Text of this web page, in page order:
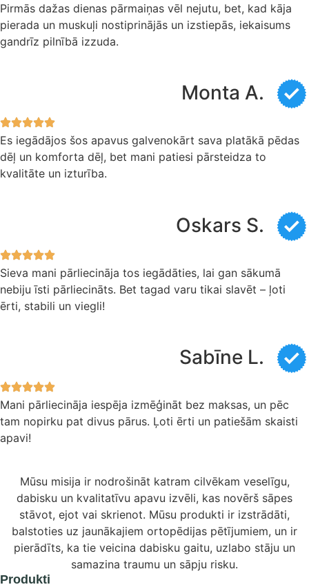
Pirmās dažas dienas pārmaiņas vēl nejutu, bet, kad kāja
pierada un muskuļi nostiprinājās un izstiepās, iekaisums
gandrīz pilnībā izzuda.
Monta A.
Es iegādājos šos apavus galvenokārt sava platākā pēdas
dēļ un komforta dēļ, bet mani patiesi pārsteidza to
kvalitāte un izturība.
Oskars S.
Sieva mani pārliecināja tos iegādāties, lai gan sākumā
nebiju īsti pārliecināts. Bet tagad varu tikai slavēt – ļoti
ērti, stabili un viegli!
Sabīne L.
Mani pārliecināja iespēja izmēģināt bez maksas, un pēc
tam nopirku pat divus pārus. Ļoti ērti un patiešām skaisti
apavi!
Mūsu misija ir nodrošināt katram cilvēkam veselīgu,
dabisku un kvalitatīvu apavu izvēli, kas novērš sāpes
stāvot, ejot vai skrienot. Mūsu produkti ir izstrādāti,
balstoties uz jaunākajiem ortopēdijas pētījumiem, un ir
pierādīts, ka tie veicina dabisku gaitu, uzlabo stāju un
samazina traumu un sāpju risku.
Produkti